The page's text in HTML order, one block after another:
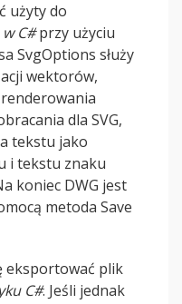
użyty do
C#przy użyciu
SvgOptions służy
wektorów,
dla SVG,
tekstu jako
i tekstu znaku
koniec DWG jest
metoda Save
eksportować plik
C#. Jeśli jednak